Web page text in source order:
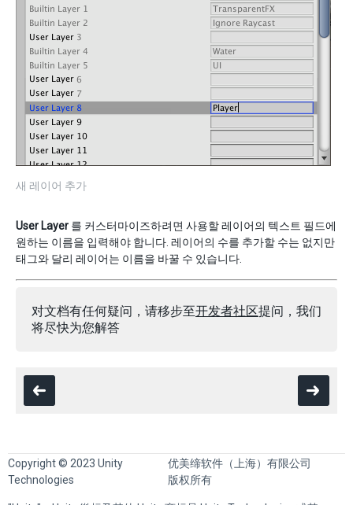
새 레이어 추가
User Layer 를 커스터마이즈하려면 사용할 레이어의 텍스트 필드에
원하는 이름을 입력해야 합니다. 레이어의 수를 추가할 수는 없지만
태그와 달리 레이어는 이름을 바꿀 수 있습니다.
对文档有任何疑问，请移步至开发者社区提问，我们
将尽快为您解答
Copyright © 2023 Unity
Technologies
优美缔软件（上海）有限公司
版权所有